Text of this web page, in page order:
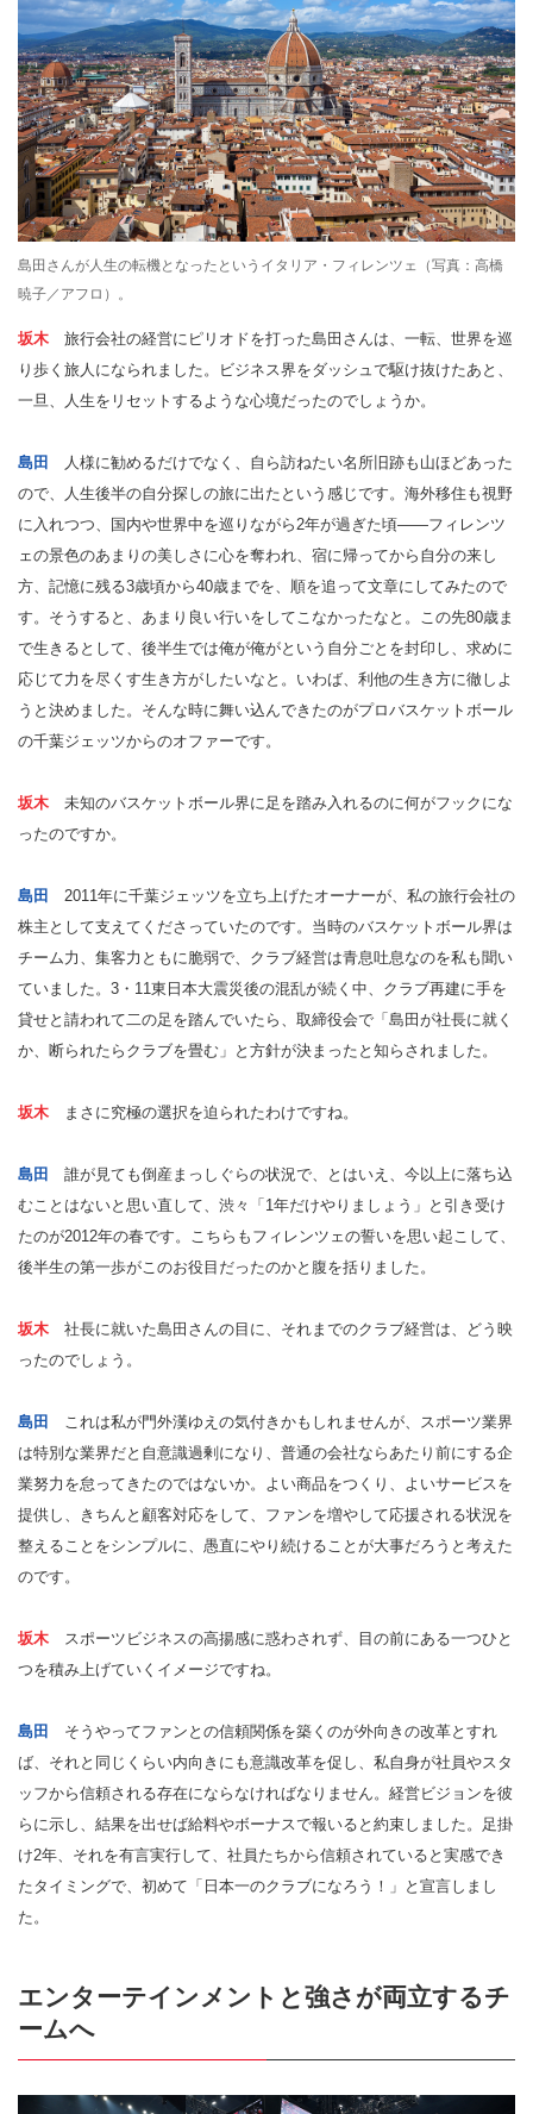
島田さんが人生の転機となったというイタリア・フィレンツェ（写真：高橋
暁子／アフロ）。
坂木 旅行会社の経営にピリオドを打った島田さんは、一転、世界を巡
り歩く旅人になられました。ビジネス界をダッシュで駆け抜けたあと、
一旦、人生をリセットするような心境だったのでしょうか。
島田
人様に勧めるだけでなく、自ら訪ねたい名所旧跡も山ほどあった
ので、人生後半の自分探しの旅に出たという感じです。海外移住も視野
に入れつつ、国内や世界中を巡りながら2年が過ぎた頃――フィレンツ
ェの景色のあまりの美しさに心を奪われ、宿に帰ってから自分の来し
方、記憶に残る3歳頃から40歳までを、順を追って文章にしてみたので
す。そうすると、あまり良い行いをしてこなかったなと。この先80歳ま
で生きるとして、後半生では俺が俺がという自分ごとを封印し、求めに
応じて力を尽くす生き方がしたいなと。いわば、利他の生き方に徹しよ
うと決めました。そんな時に舞い込んできたのがプロバスケットボール
の千葉ジェッツからのオファーです。
坂木 未知のバスケットボール界に足を踏み入れるのに何がフックにな
ったのですか。
島田
2011年に千葉ジェッツを立ち上げたオーナーが、私の旅行会社の
株主として支えてくださっていたのです。当時のバスケットボール界は
チーム力、集客力ともに脆弱で、クラブ経営は青息吐息なのを私も聞い
ていました。3・11東日本大震災後の混乱が続く中、クラブ再建に手を
貸せと請われて二の足を踏んでいたら、取締役会で「島田が社長に就く
か、断られたらクラブを畳む」と方針が決まったと知らされました。
坂木 まさに究極の選択を迫られたわけですね。
島田
誰が見ても倒産まっしぐらの状況で、とはいえ、今以上に落ち込
むことはないと思い直して、渋々「1年だけやりましょう」と引き受け
たのが2012年の春です。こちらもフィレンツェの誓いを思い起こして、
後半生の第一歩がこのお役目だったのかと腹を括りました。
坂木 社長に就いた島田さんの目に、それまでのクラブ経営は、どう映
ったのでしょう。
島田
これは私が門外漢ゆえの気付きかもしれませんが、スポーツ業界
は特別な業界だと自意識過剰になり、普通の会社ならあたり前にする企
業努力を怠ってきたのではないか。よい商品をつくり、よいサービスを
提供し、きちんと顧客対応をして、ファンを増やして応援される状況を
整えることをシンプルに、愚直にやり続けることが大事だろうと考えた
のです。
坂木 スポーツビジネスの高揚感に惑わされず、目の前にある一つひと
つを積み上げていくイメージですね。
島田
そうやってファンとの信頼関係を築くのが外向きの改革とすれ
ば、それと同じくらい内向きにも意識改革を促し、私自身が社員やスタ
ッフから信頼される存在にならなければなりません。経営ビジョンを彼
らに示し、結果を出せば給料やボーナスで報いると約束しました。足掛
け2年、それを有言実行して、社員たちから信頼されていると実感でき
たタイミングで、初めて「日本一のクラブになろう！」と宣言しまし
た。
エンターテインメントと強さが両立するチ
ームへ